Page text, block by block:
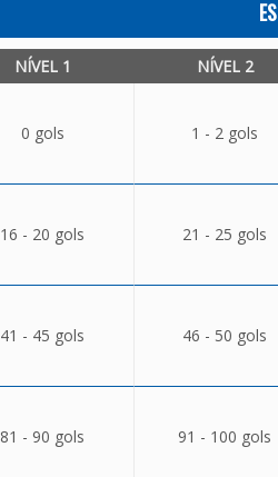
NÍVEL 1 NÍVEL 2
0 gols 1 - 2 gols
16 - 20 gols 21 - 25 gols
41 - 45 gols 46 - 50 gols
81 - 90 gols 91 - 100 gols